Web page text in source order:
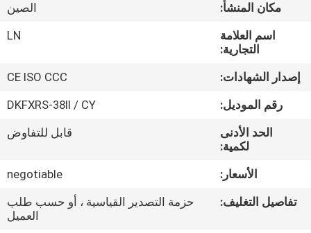
فيديوهات
معلومات
جولة
المصنع
مكان المنشأ:
الصين
اسم العلامة
التجارية:
LN
إصدار الشهادات:
CE ISO CCC
رقم الموديل:
DKFXRS-38II / CY
الحد الأدنى
لكمية:
قابل للتفاوض
الأسعار:
negotiable
تفاصيل التغليف:
حزمة التصدير القياسية ، أو حسب طلب
العميل